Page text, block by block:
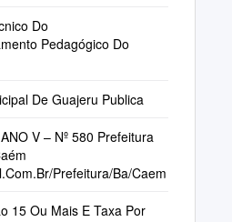
Do
Pedagógico Do
De Guajeru Publica
V – Nº 580 Prefeitura
Prefeitura/Ba/Caem
15 Ou Mais E Taxa Por